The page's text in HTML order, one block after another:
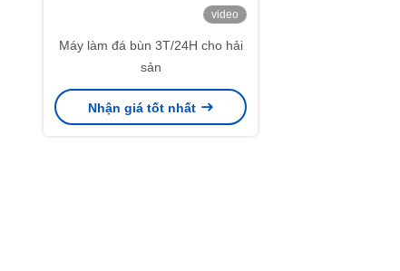
video
Máy làm đá bùn 3T/24H cho hải
sản
Nhận giá tốt nhất